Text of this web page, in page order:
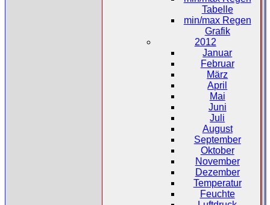
Tabelle
min/max Regen
Grafik
2012
Januar
Februar
März
April
Mai
Juni
Juli
August
September
Oktober
November
Dezember
Temperatur
Feuchte